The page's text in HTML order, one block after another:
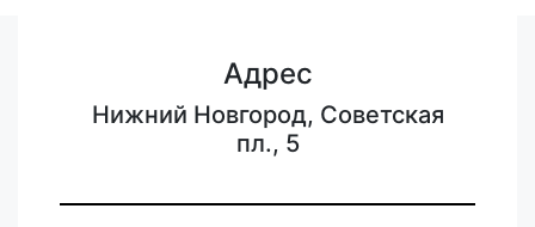
Адрес
Нижний Новгород, Советская
пл., 5